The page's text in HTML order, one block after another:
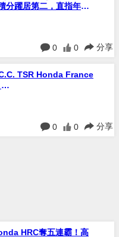
躍居第二，直指年度
0 0 分享
TSR Honda France
三人速度具競爭
0 0 分享
HRC奪五連霸！高